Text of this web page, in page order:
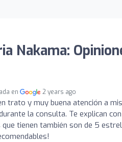
Nakama:
en 2 years ago
trato y muy buena atención a
la consulta. Te explican
tienen también son de 5